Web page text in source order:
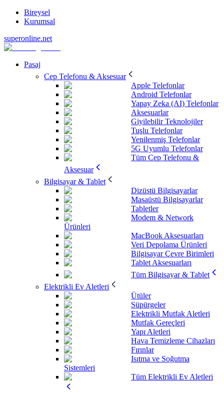
Bireysel
Kurumsal
superonline.net
Pasaj
Cep Telefonu & Aksesuar
Apple Telefonlar
Android Telefonlar
Yapay Zeka (AI) Telefonlar
Aksesuarlar
Giyilebilir Teknolojiler
Tuşlu Telefonlar
Yenilenmiş Telefonlar
5G Uyumlu Telefonlar
Tüm Cep Telefonu &
Aksesuar
Bilgisayar & Tablet
Dizüstü Bilgisayarlar
Masaüstü Bilgisayarlar
Tabletler
Modem & Network
Ürünleri
MacBook Aksesuarları
Veri Depolama Ürünleri
Bilgisayar Çevre Birimleri
Tablet Aksesuarları
Tüm Bilgisayar & Tablet
Elektrikli Ev Aletleri
Ütüler
Süpürgeler
Elektrikli Mutfak Aletleri
Mutfak Gereçleri
Yapı Aletleri
Hava Temizleme Cihazları
Fırınlar
Isıtma ve Soğutma
Sistemleri
Tüm Elektrikli Ev Aletleri